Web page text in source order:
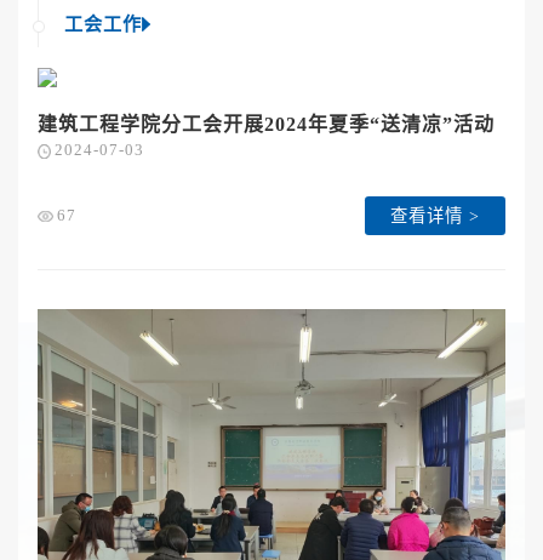
工会工作
建筑工程学院分工会开展2024年夏季“送清凉”活动
2024-07-03
67 查看详情 >